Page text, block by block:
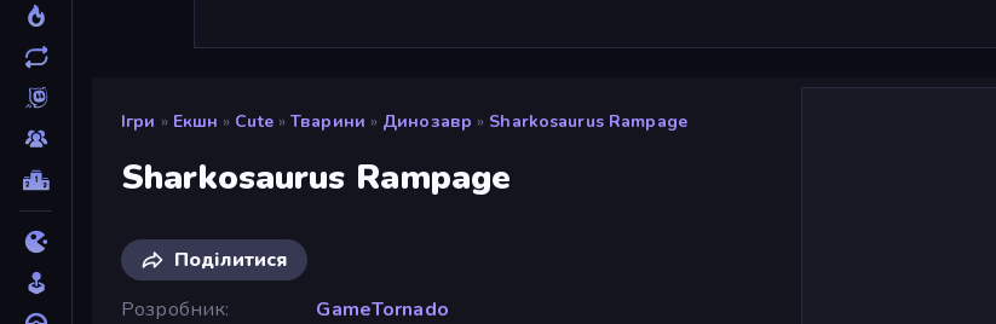
Ігри » Екшн » Cute » Тварини » Динозавр » Sharkosaurus Rampage
Sharkosaurus Rampage
Поділитися
Розробник
GameTornado